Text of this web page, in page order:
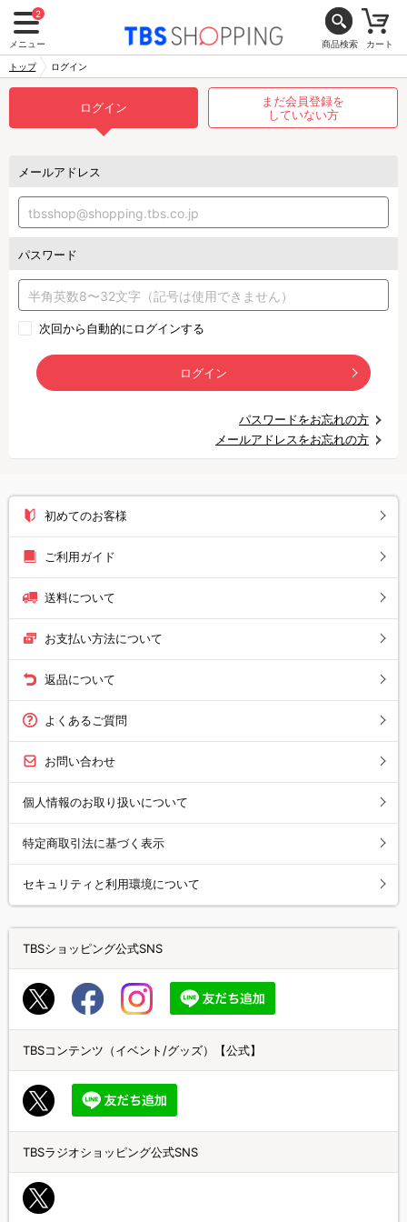
2
メニュー 商品検索 カート
トップ ログイン
ログイン
まだ会員登録を
していない方
メールアドレス
パスワード
次回から自動的にログインする
ログイン
パスワードをお忘れの方
メールアドレスをお忘れの方
初めてのお客様
ご利用ガイド
送料について
お支払い方法について
返品について
よくあるご質問
お問い合わせ
個人情報のお取り扱いについて
特定商取引法に基づく表示
セキュリティと利用環境について
TBSショッピング公式SNS
TBSコンテンツ（イベント/グッズ）【公式】
TBSラジオショッピング公式SNS